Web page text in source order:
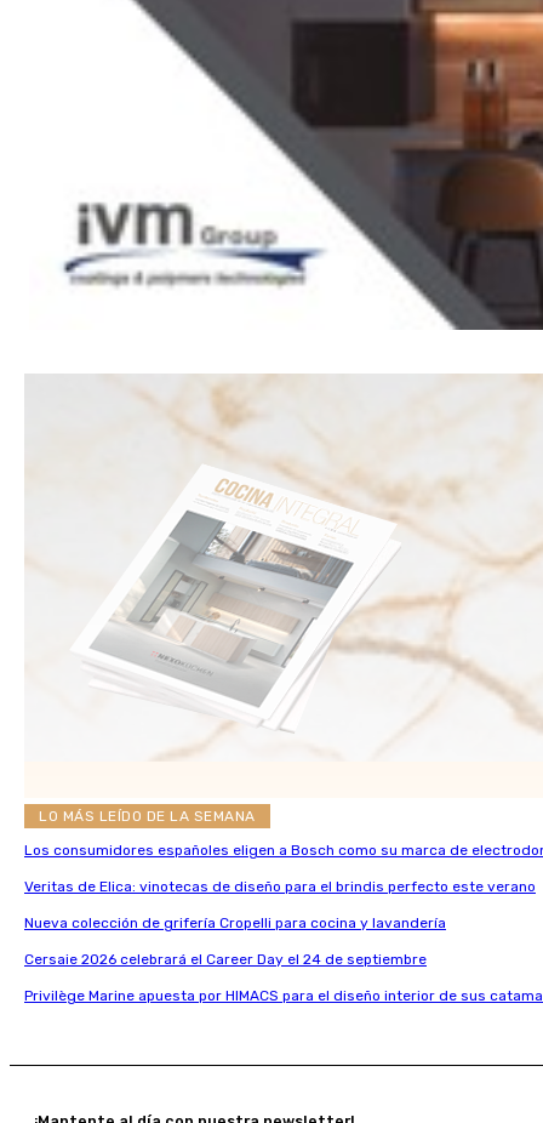
LO MÁS LEÍDO DE LA SEMANA
Los consumidores españoles eligen a Bosch como su marca de
Veritas de Elica: vinotecas de diseño para el brindis perfecto este verano
Nueva colección de grifería Cropelli para cocina y lavandería
Cersaie 2026 celebrará el Career Day el 24 de septiembre
Privilège Marine apuesta por HIMACS para el diseño interior de sus